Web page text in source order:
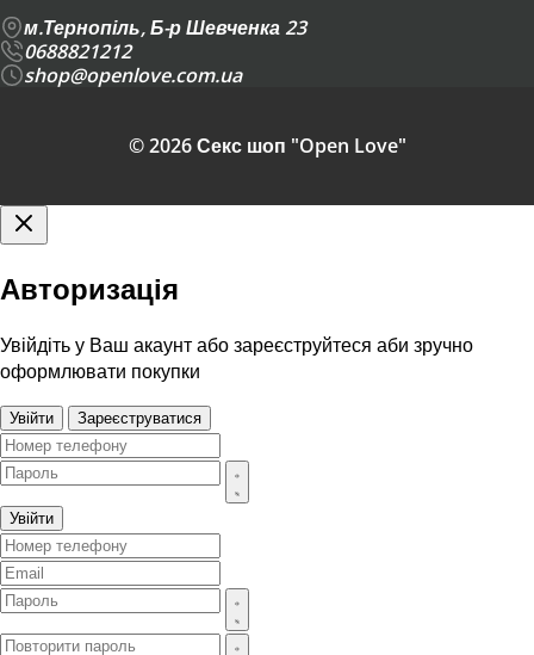
м.Тернопіль, Б-р Шевченка 23
0688821212
shop@openlove.com.ua
© 2026 Секс шоп "Open Love"
Авторизація
Увійдіть у Ваш акаунт або зареєструйтеся аби зручно
оформлювати покупки
Увійти Зареєструватися
Увійти